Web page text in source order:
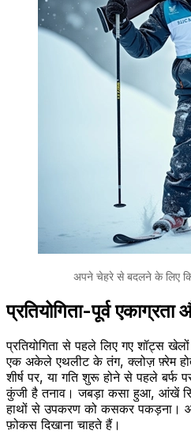
अपने चेहरे से बदलने के लिए
प्रतियोगिता-पूर्व
प्रतियोगिता से पहले लिए गए शॉट्स
एक अकेले एथलीट के तंग, क्लोज़ फ़्रेम
शीर्ष पर, या गति शुरू होने से पहले बर्फ
कुंजी है तनाव। जबड़ा कसा हुआ, आंखें
हाथों से उपकरण को कसकर पकड़ना।
फ़ोकस दिखाना चाहते हैं।